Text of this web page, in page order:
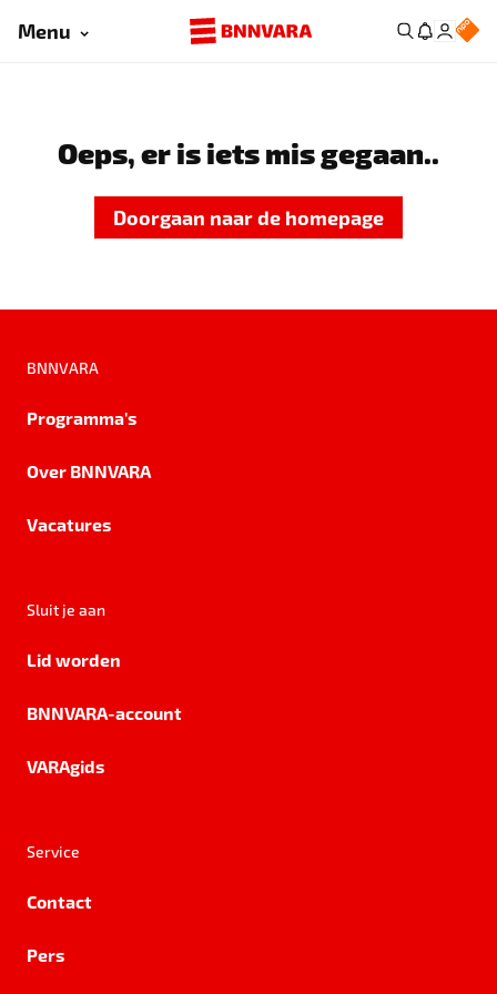
Menu
Oeps, er is iets mis gegaan..
Doorgaan naar de homepage
BNNVARA
Programma's
Over BNNVARA
Vacatures
Sluit je aan
Lid worden
BNNVARA-account
VARAgids
Service
Contact
Pers